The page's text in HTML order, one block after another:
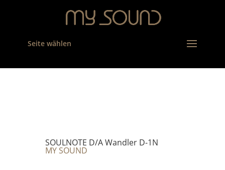
Seite wählen
SOULNOTE D/A Wandler D-1N
MY SOUND